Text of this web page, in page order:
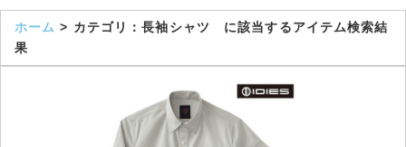
ホーム > カテゴリ：長袖シャツ に該当するアイテム検索結
果